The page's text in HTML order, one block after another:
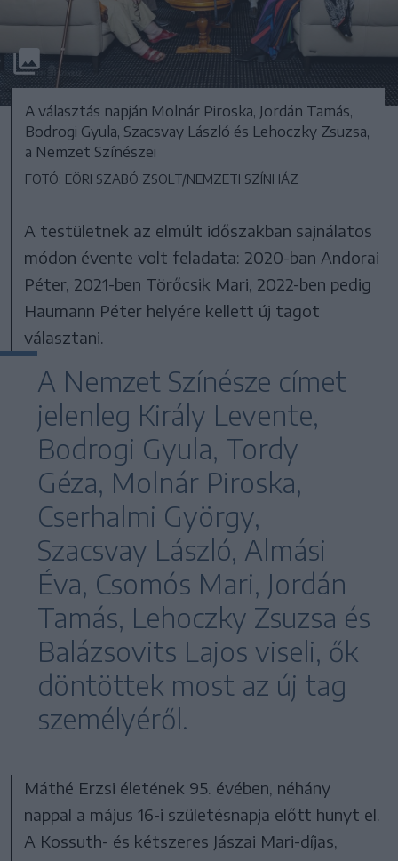
A választás napján Molnár Piroska, Jordán Tamás,
Bodrogi Gyula, Szacsvay László és Lehoczky Zsuzsa,
a Nemzet Színészei
FOTÓ: EÖRI SZABÓ ZSOLT/NEMZETI SZÍNHÁZ
A testületnek az elmúlt időszakban sajnálatos
módon évente volt feladata: 2020-ban Andorai
Péter, 2021-ben Törőcsik Mari, 2022-ben pedig
Haumann Péter helyére kellett új tagot
választani.
A Nemzet Színésze címet
jelenleg Király Levente,
Bodrogi Gyula, Tordy
Géza, Molnár Piroska,
Cserhalmi György,
Szacsvay László, Almási
Éva, Csomós Mari, Jordán
Tamás, Lehoczky Zsuzsa és
Balázsovits Lajos viseli, ők
döntöttek most az új tag
személyéről.
Máthé Erzsi életének 95. évében, néhány
nappal a május 16-i születésnapja előtt hunyt el.
A Kossuth- és kétszeres Jászai Mari-díjas,